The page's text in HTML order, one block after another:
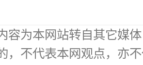
容为本网站转自其它媒
，不代表本网观点，亦